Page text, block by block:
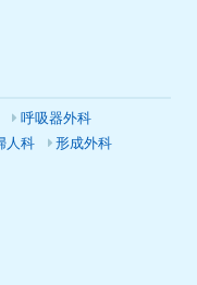
呼吸器外科
人科
形成外科